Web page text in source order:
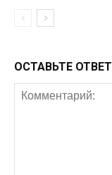
ОСТАВЬТЕ ОТВЕТ